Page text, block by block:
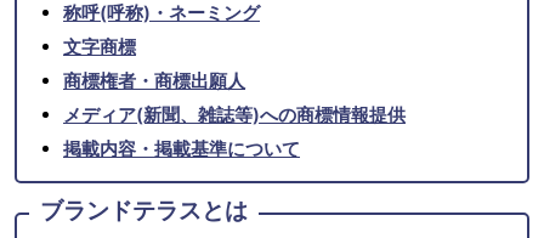
称呼(呼称)・ネーミング
文字商標
商標権者・商標出願人
メディア(新聞、雑誌等)への商標情報提供
掲載内容・掲載基準について
ブランドテラスとは